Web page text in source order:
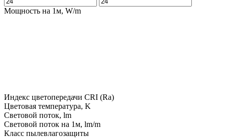
Мощность на 1м, W/m
Индекс цветопередачи CRI (Ra)
Цветовая температура, K
Световой поток, lm
Световой поток на 1м, lm/m
Класс пылевлагозащиты